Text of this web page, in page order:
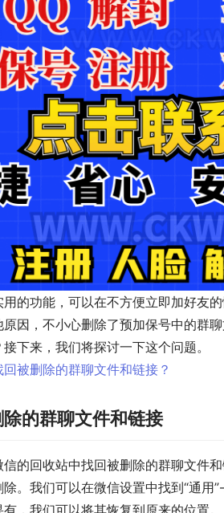
的功能，可以在不方便立即加好友
因，不小心删除了预加保号中的群
下来，我们将探讨一下这个问题。
的群聊文件和链接
的回收站中找回被删除的群聊文件
。我们可以在微信设置中找到“通用